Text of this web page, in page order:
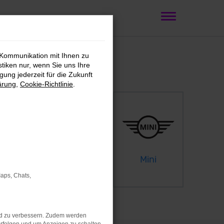
Mini
mit Ihnen zu
nur, wenn Sie uns Ihre
jederzeit für die Zukunft
Cookie-Richtlinie
Chats,
zu verbessern. Zudem werden